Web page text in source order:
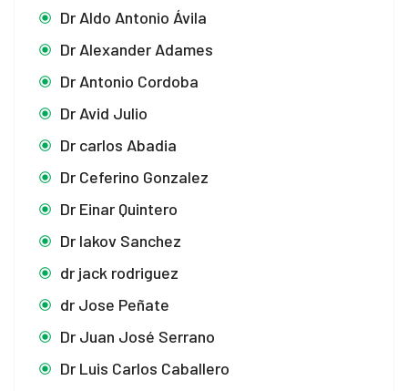
Dr Aldo Antonio Ávila
Dr Alexander Adames
Dr Antonio Cordoba
Dr Avid Julio
Dr carlos Abadia
Dr Ceferino Gonzalez
Dr Einar Quintero
Dr Iakov Sanchez
dr jack rodriguez
dr Jose Peñate
Dr Juan José Serrano
Dr Luis Carlos Caballero